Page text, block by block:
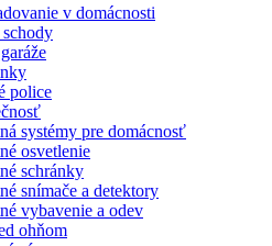
v domácnosti
police
systémy pre domácnosť
osvetlenie
schránky
snímače a detektory
vybavenie a odev
ohňom